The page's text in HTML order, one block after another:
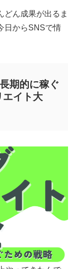
どん成果が出るま
日からSNSで情
期的に稼ぐ
エイト大